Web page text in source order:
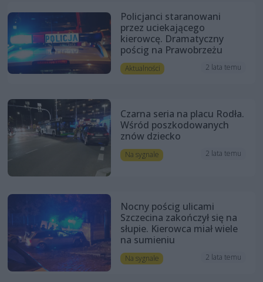
Policjanci staranowani
przez uciekającego
kierowcę. Dramatyczny
pościg na Prawobrzeżu
Aktualności 2 lata temu
Czarna seria na placu Rodła.
Wśród poszkodowanych
znów dziecko
Na sygnale 2 lata temu
Nocny pościg ulicami
Szczecina zakończył się na
słupie. Kierowca miał wiele
na sumieniu
Na sygnale 2 lata temu